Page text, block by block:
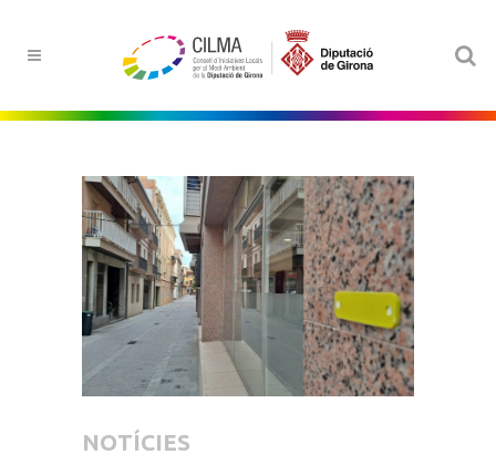
NOTÍCIES